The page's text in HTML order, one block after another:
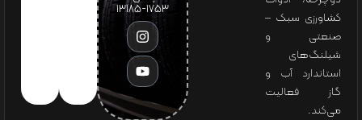
کشاورزی سبک –
صنعتی و
شیلنگ‌های
استاندارد آب و
گاز فعالیت
می‌کند.
1753-13185